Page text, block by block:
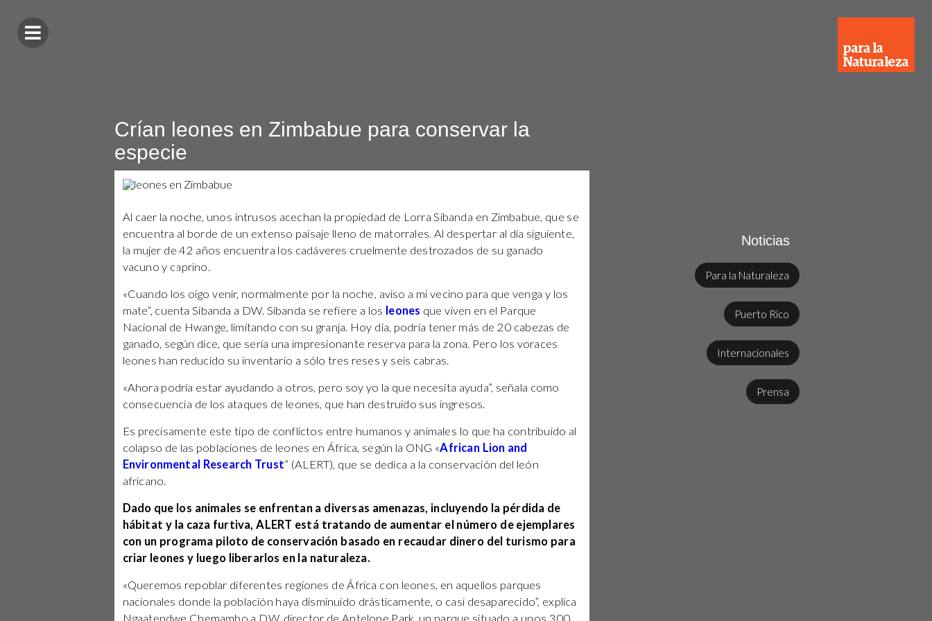
Crían leones en Zimbabue para conservar la
especie
Al caer la noche, unos intrusos acechan la propiedad de Lorra Sibanda en Zimbabue, que se
encuentra al borde de un extenso paisaje lleno de matorrales. Al despertar al día siguiente,
la mujer de 42 años encuentra los cadáveres cruelmente destrozados de su ganado
vacuno y caprino.
«Cuando los oigo venir, normalmente por la noche, aviso a mi vecino para que venga y los
mate”, cuenta Sibanda a DW. Sibanda se refiere a los leones que viven en el Parque
Nacional de Hwange, limitando con su granja. Hoy día, podría tener más de 20 cabezas de
ganado, según dice, que sería una impresionante reserva para la zona. Pero los voraces
leones han reducido su inventario a sólo tres reses y seis cabras.
«Ahora podría estar ayudando a otros, pero soy yo la que necesita ayuda”, señala como
consecuencia de los ataques de leones, que han destruido sus ingresos.
Es precisamente este tipo de conflictos entre humanos y animales lo que ha contribuido al
colapso de las poblaciones de leones en África, según la ONG «African Lion and
Environmental Research Trust” (ALERT), que se dedica a la conservación del león
africano.
Dado que los animales se enfrentan a diversas amenazas, incluyendo la pérdida de
hábitat y la caza furtiva, ALERT está tratando de aumentar el número de ejemplares
con un programa piloto de conservación basado en recaudar dinero del turismo para
criar leones y luego liberarlos en la naturaleza.
«Queremos repoblar diferentes regiones de África con leones, en aquellos parques
nacionales donde la población haya disminuido drásticamente, o casi desaparecido”, explica
Ngaatendwe Chemambo a DW, director de Antelope Park, un parque situado a unos 300
Noticias
Para la Naturaleza
Puerto Rico
Internacionales
Prensa